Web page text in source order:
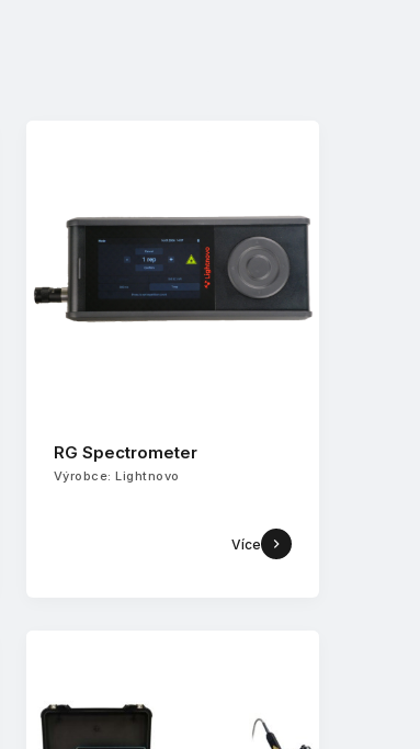
RG Spectrometer
Výrobce: Lightnovo
Více